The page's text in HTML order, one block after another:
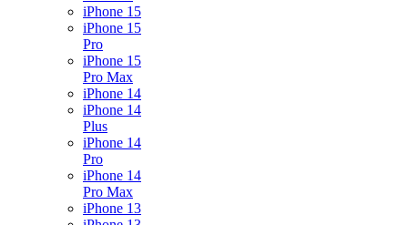
iPhone 15
iPhone 15
Pro
iPhone 15
Pro Max
iPhone 14
iPhone 14
Plus
iPhone 14
Pro
iPhone 14
Pro Max
iPhone 13